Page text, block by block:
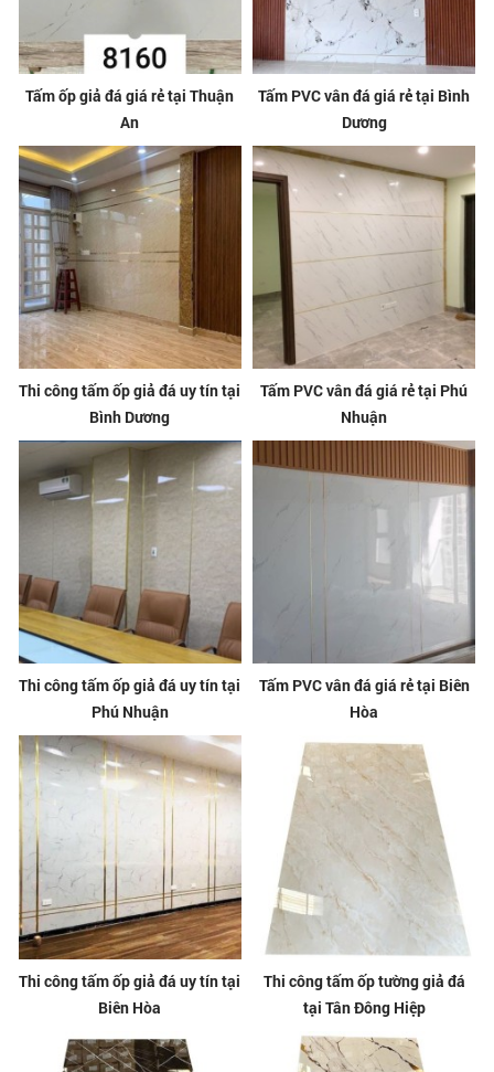
Tấm ốp giả đá giá rẻ tại Thuận
An
Tấm PVC vân đá giá rẻ tại Bình
Dương
Thi công tấm ốp giả đá uy tín tại
Bình Dương
Tấm PVC vân đá giá rẻ tại Phú
Nhuận
Thi công tấm ốp giả đá uy tín tại
Phú Nhuận
Tấm PVC vân đá giá rẻ tại Biên
Hòa
Thi công tấm ốp giả đá uy tín tại
Biên Hòa
Thi công tấm ốp tường giả đá
tại Tân Đông Hiệp